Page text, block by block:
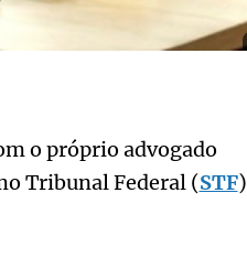
o próprio advogado
Tribunal Federal (STF)